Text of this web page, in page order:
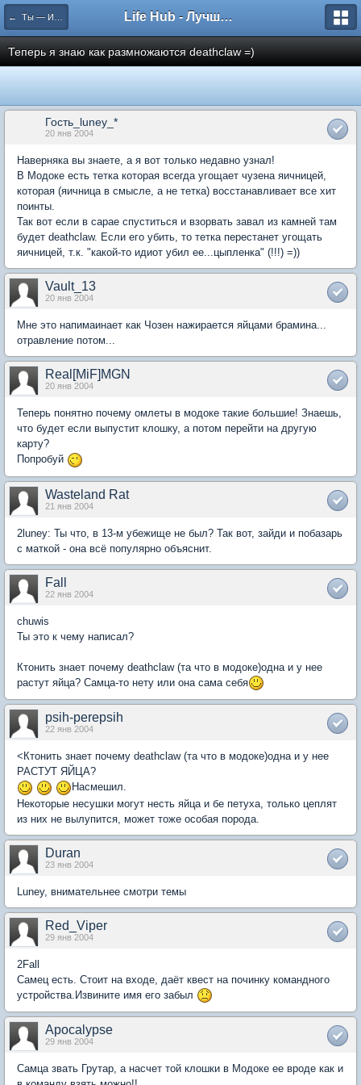
← Ты — Избранный Life Hub - Лучшие компьютерные игры мира
Теперь я знаю как размножаются deathclaw =)
Гость_luney_*
20 янв 2004
Наверняка вы знаете, а я вот только недавно узнал!
В Модоке есть тетка которая всегда угощает чузена яичницей,
которая (яичница в смысле, а не тетка) восстанавливает все хит
поинты.
Так вот если в сарае спуститься и взорвать завал из камней там
будет deathclaw. Если его убить, то тетка перестанет угощать
яичницей, т.к. "какой-то идиот убил ее...цыпленка" (!!!) =))
Vault_13
20 янв 2004
Мне это напимаинает как Чозен нажирается яйцами брамина...
отравление потом...
Real[MiF]MGN
20 янв 2004
Теперь понятно почему омлеты в модоке такие большие! Знаешь,
что будет если выпустит клошку, а потом перейти на другую
карту?
Попробуй
Wasteland Rat
21 янв 2004
2luney: Ты что, в 13-м убежище не был? Так вот, зайди и побазарь
с маткой - она всё популярно объяснит.
Fall
22 янв 2004
chuwis
Ты это к чему написал?
Ктонить знает почему deathclaw (та что в модоке)одна и у нее
растут яйца? Самца-то нету или она сама себя
psih-perepsih
22 янв 2004
<Ктонить знает почему deathclaw (та что в модоке)одна и у нее
РАСТУТ ЯЙЦА?
Насмешил.
Некоторые несушки могут несть яйца и бе петуха, только цеплят
из них не вылупится, может тоже особая порода.
Duran
23 янв 2004
Luney, внимательнее смотри темы
Red_Viper
29 янв 2004
2Fall
Самец есть. Стоит на входе, даёт квест на починку командного
устройства.Извините имя его забыл
Apocalypse
29 янв 2004
Самца звать Грутар, а насчет той клошки в Модоке ее вроде как и